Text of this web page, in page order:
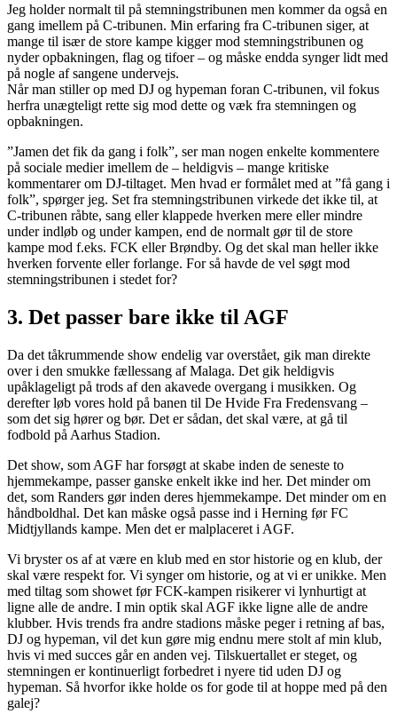
Jeg holder normalt til på stemningstribunen men kommer da også en
gang imellem på C-tribunen. Min erfaring fra C-tribunen siger, at
mange til især de store kampe kigger mod stemningstribunen og
nyder opbakningen, flag og tifoer – og måske endda synger lidt med
på nogle af sangene undervejs.
Når man stiller op med DJ og hypeman foran C-tribunen, vil fokus
herfra unægteligt rette sig mod dette og væk fra stemningen og
opbakningen.
”Jamen det fik da gang i folk”, ser man nogen enkelte kommentere
på sociale medier imellem de – heldigvis – mange kritiske
kommentarer om DJ-tiltaget. Men hvad er formålet med at ”få gang i
folk”, spørger jeg. Set fra stemningstribunen virkede det ikke til, at
C-tribunen råbte, sang eller klappede hverken mere eller mindre
under indløb og under kampen, end de normalt gør til de store
kampe mod f.eks. FCK eller Brøndby. Og det skal man heller ikke
hverken forvente eller forlange. For så havde de vel søgt mod
stemningstribunen i stedet for?
3. Det passer bare ikke til AGF
Da det tåkrummende show endelig var overstået, gik man direkte
over i den smukke fællessang af Malaga. Det gik heldigvis
upåklageligt på trods af den akavede overgang i musikken. Og
derefter løb vores hold på banen til De Hvide Fra Fredensvang –
som det sig hører og bør. Det er sådan, det skal være, at gå til
fodbold på Aarhus Stadion.
Det show, som AGF har forsøgt at skabe inden de seneste to
hjemmekampe, passer ganske enkelt ikke ind her. Det minder om
det, som Randers gør inden deres hjemmekampe. Det minder om en
håndboldhal. Det kan måske også passe ind i Herning før FC
Midtjyllands kampe. Men det er malplaceret i AGF.
Vi bryster os af at være en klub med en stor historie og en klub, der
skal være respekt for. Vi synger om historie, og at vi er unikke. Men
med tiltag som showet før FCK-kampen risikerer vi lynhurtigt at
ligne alle de andre. I min optik skal AGF ikke ligne alle de andre
klubber. Hvis trends fra andre stadions måske peger i retning af bas,
DJ og hypeman, vil det kun gøre mig endnu mere stolt af min klub,
hvis vi med succes går en anden vej. Tilskuertallet er steget, og
stemningen er kontinuerligt forbedret i nyere tid uden DJ og
hypeman. Så hvorfor ikke holde os for gode til at hoppe med på den
galej?